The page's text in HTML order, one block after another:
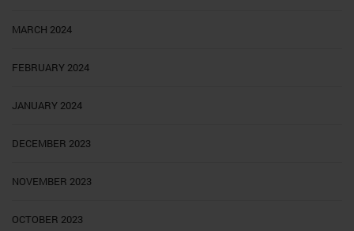
MARCH 2024
FEBRUARY 2024
JANUARY 2024
DECEMBER 2023
NOVEMBER 2023
OCTOBER 2023